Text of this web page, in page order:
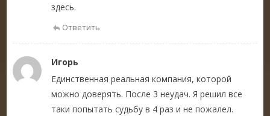
здесь.
Ответить
Игорь
Единственная реальная компания, которой
можно доверять. После 3 неудач. Я решил все
таки попытать судьбу в 4 раз и не пожалел.